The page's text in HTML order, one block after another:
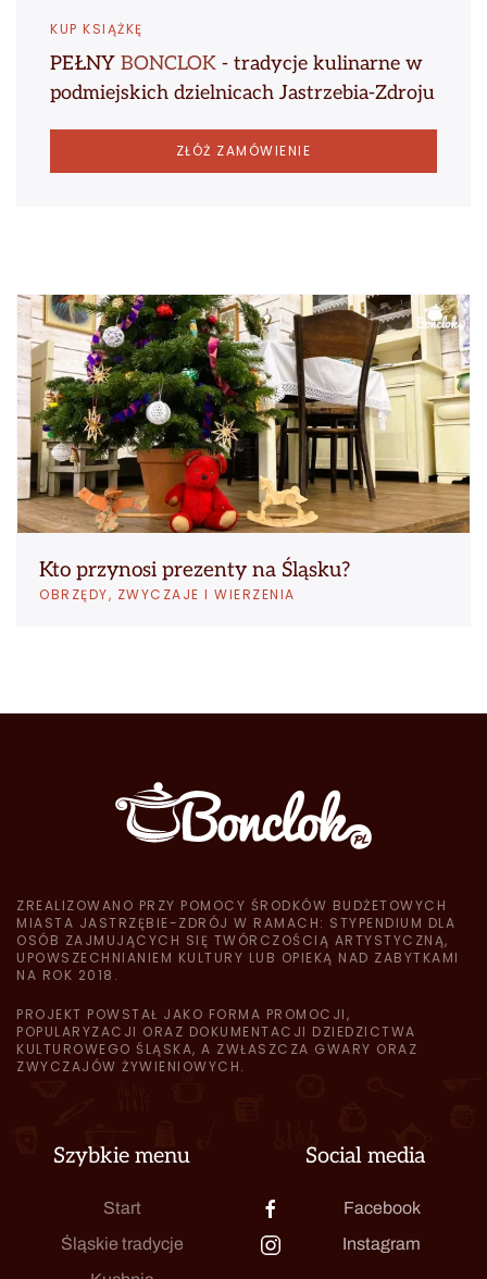
KUP KSIĄŻKĘ
PEŁNY BONCLOK - tradycje kulinarne w
podmiejskich dzielnicach Jastrzebia-Zdroju
ZŁÓŻ ZAMÓWIENIE
Kto przynosi prezenty na Śląsku?
OBRZĘDY, ZWYCZAJE I WIERZENIA
ZREALIZOWANO PRZY POMOCY ŚRODKÓW BUDŻETOWYCH
MIASTA JASTRZĘBIE-ZDRÓJ W RAMACH: STYPENDIUM DLA
OSÓB ZAJMUJĄCYCH SIĘ TWÓRCZOŚCIĄ ARTYSTYCZNĄ,
UPOWSZECHNIANIEM KULTURY LUB OPIEKĄ NAD ZABYTKAMI
NA ROK 2018.
PROJEKT POWSTAŁ JAKO FORMA PROMOCJI,
POPULARYZACJI ORAZ DOKUMENTACJI DZIEDZICTWA
KULTUROWEGO ŚLĄSKA, A ZWŁASZCZA GWARY ORAZ
ZWYCZAJÓW ŻYWIENIOWYCH.
Szybkie menu
Start
Śląskie tradycje
Social media
Facebook
Instagram